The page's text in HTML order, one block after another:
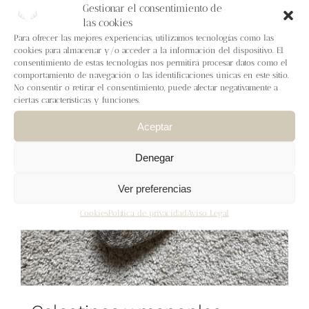
Gestionar el consentimiento de
las cookies
Para ofrecer las mejores experiencias, utilizamos tecnologías como las
cookies para almacenar y/o acceder a la información del dispositivo. El
consentimiento de estas tecnologías nos permitirá procesar datos como el
comportamiento de navegación o las identificaciones únicas en este sitio.
No consentir o retirar el consentimiento, puede afectar negativamente a
ciertas características y funciones.
Aceptar
Denegar
Ver preferencias
CookiesPolítica de privacidad Aviso Legal
Blog
Contacto
Newsletter
Carrito